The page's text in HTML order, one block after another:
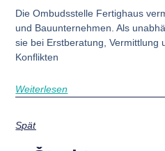
Die Ombudsstelle Fertighaus
und Bauunternehmen. Als
sie bei Erstberatung, Vermittlung
Konflikten
Weiterlesen
Späť